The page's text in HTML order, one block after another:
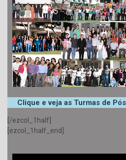
Clique e veja as Turmas de
[/ezcol_1half]
[ezcol_1half_end]